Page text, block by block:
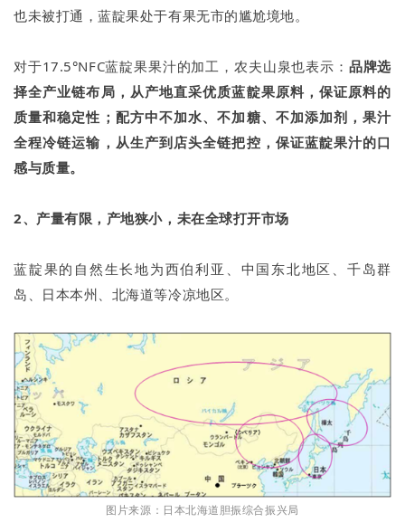
也未被打通，蓝靛果处于有果无市的尴尬境地。
对于17.5°NFC蓝靛果果汁的加工，农夫山泉也表示： 品牌选
择全产业链布局，从产地直采优质蓝靛果原料，保证原料的
质量和稳定性；配方中不加水、不加糖、不加添加剂，果汁
全程冷链运输，从生产到店头全链把控，保证蓝靛果汁的口
感与质量。
2、产量有限，产地狭小，未在全球打开市场
蓝靛果的自然生长地为西伯利亚、中国东北地区、千岛群
岛、日本本州、北海道等冷凉地区。
图片来源：日本北海道胆振综合振兴局